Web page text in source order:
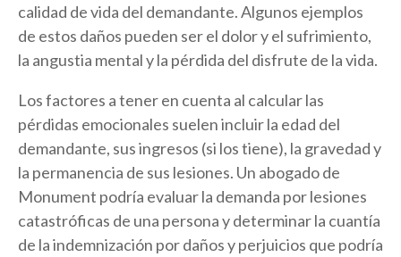
calidad de vida del demandante. Algunos ejemplos
de estos daños pueden ser el dolor y el sufrimiento,
la angustia mental y la pérdida del disfrute de la vida.
Los factores a tener en cuenta al calcular las
pérdidas emocionales suelen incluir la edad del
demandante, sus ingresos (si los tiene), la gravedad y
la permanencia de sus lesiones. Un abogado de
Monument podría evaluar la demanda por lesiones
catastróficas de una persona y determinar la cuantía
de la indemnización por daños y perjuicios que podría